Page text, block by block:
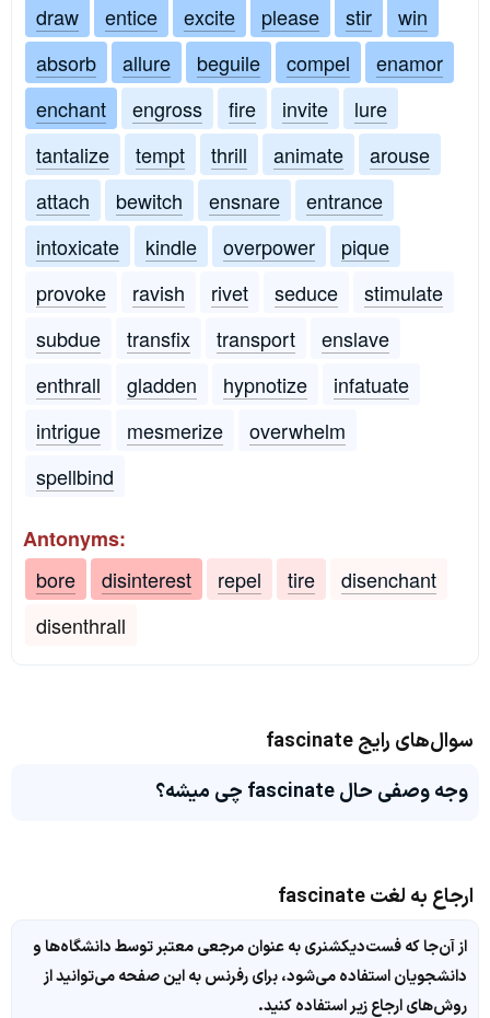
draw
entice excite please stir
win
absorb
allure beguile compel
enamor
enchant
engross fire invite
lure
tantalize
tempt thrill animate
arouse
attach
bewitch ensnare
entrance
intoxicate
kindle overpower
pique
provoke
ravish rivet seduce
stimulate
subdue
transfix transport
enslave
enthrall
gladden hypnotize
infatuate
intrigue
mesmerize
overwhelm
spellbind
Antonyms:
bore
disinterest repel tire
disenchant
disenthrall
سوال‌های رایج fascinate
وجه وصفی حال fascinate چی میشه؟
ارجاع به لغت fascinate
از آن‌جا که فست‌دیکشنری به عنوان مرجعی معتبر توسط دانشگاه‌ها و
دانشجویان استفاده می‌شود، برای رفرنس به این صفحه می‌توانید از
روش‌های ارجاع زیر استفاده کنید.